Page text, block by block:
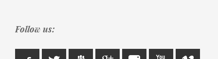
Follow us: